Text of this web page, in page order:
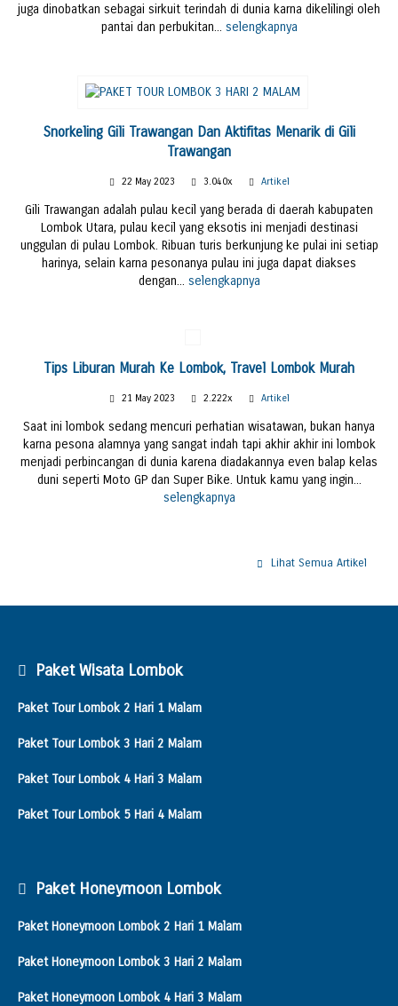
juga dinobatkan sebagai sirkuit terindah di dunia karna dikelilingi oleh
pantai dan perbukitan... selengkapnya
Snorkeling Gili Trawangan Dan Aktifitas Menarik di Gili
Trawangan
22 May 2023 3.040x Artikel
Gili Trawangan adalah pulau kecil yang berada di daerah kabupaten
Lombok Utara, pulau kecil yang eksotis ini menjadi destinasi
unggulan di pulau Lombok. Ribuan turis berkunjung ke pulai ini setiap
harinya, selain karna pesonanya pulau ini juga dapat diakses
dengan... selengkapnya
Tips Liburan Murah Ke Lombok, Travel Lombok Murah
21 May 2023 2.222x Artikel
Saat ini lombok sedang mencuri perhatian wisatawan, bukan hanya
karna pesona alamnya yang sangat indah tapi akhir akhir ini lombok
menjadi perbincangan di dunia karena diadakannya even balap kelas
duni seperti Moto GP dan Super Bike. Untuk kamu yang ingin...
selengkapnya
Lihat Semua Artikel
Paket Wisata Lombok
Paket Tour Lombok 2 Hari 1 Malam
Paket Tour Lombok 3 Hari 2 Malam
Paket Tour Lombok 4 Hari 3 Malam
Paket Tour Lombok 5 Hari 4 Malam
Paket Honeymoon Lombok
Paket Honeymoon Lombok 2 Hari 1 Malam
Paket Honeymoon Lombok 3 Hari 2 Malam
Paket Honeymoon Lombok 4 Hari 3 Malam